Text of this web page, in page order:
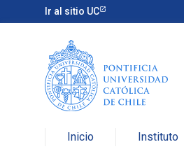
Ir al sitio UC
Inicio Instituto